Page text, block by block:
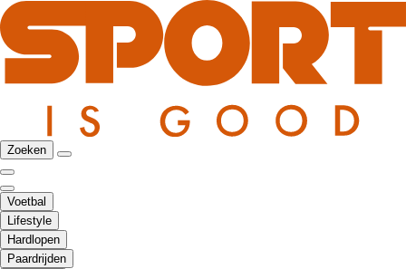
Zoeken
Voetbal
Lifestyle
Hardlopen
Paardrijden